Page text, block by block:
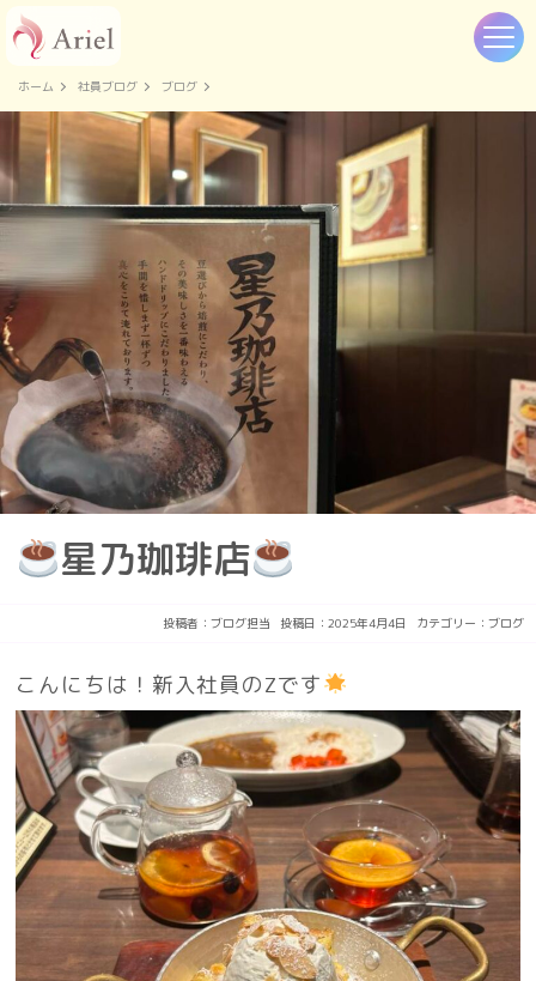
ホーム 社員ブログ ブログ
星乃珈琲店
投稿者： ブログ担当 投稿日：2025年4月4日 カテゴリー： ブログ
こんにちは！新入社員のZです